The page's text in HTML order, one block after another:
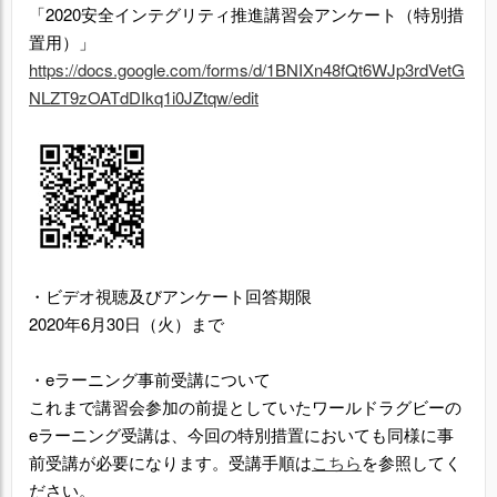
「2020安全インテグリティ推進講習会アンケート（特別措
置用）」
https://docs.google.com/forms/d/1BNIXn48fQt6WJp3rdVetG
NLZT9zOATdDIkq1i0JZtqw/edit
・ビデオ視聴及びアンケート回答期限
2020年6月30日（火）まで
・eラーニング事前受講について
これまで講習会参加の前提としていたワールドラグビーの
eラーニング受講は、今回の特別措置においても同様に事
前受講が必要になります。受講手順はこちらを参照してく
ださい。